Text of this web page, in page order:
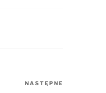
NASTĘPNE